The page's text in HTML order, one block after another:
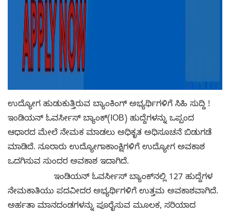
ಉದ್ಯೋಗ ಹುಡುಕುತ್ತಿರುವ ಬ್ಯಾಂಕಿಂಗ್ ಅಭ್ಯರ್ಥಿಗಳಿಗೆ ಸಿಹಿ ಸುದ್ದಿ !
ಇಂಡಿಯನ್ ಓವರ್ಸೀಸ್ ಬ್ಯಾಂಕ್‌(IOB) ಹುದ್ದೆಗಳನ್ನು ಒಪ್ಪಂದ
ಆಧಾರದ ಮೇಲೆ ನೇಮಕ ಮಾಡಲು ಅಧಿಕೃತ ಅಧಿಸೂಚನೆ ಬಿಡುಗಡೆ
ಮಾಡಿದೆ. ನೂರಾರು ಉದ್ಯೋಗಾಕಾಂಕ್ಷಿಗಳಿಗೆ ಉದ್ಯೋಗ ಅವಕಾಶ
ಒದಗಿಸುವ ಸುಂದರ ಅವಕಾಶ ಇದಾಗಿದೆ.
ಇಂಡಿಯನ್ ಓವರ್ಸೀಸ್ ಬ್ಯಾಂಕ್‌ನಲ್ಲಿ 127 ಹುದ್ದೆಗಳ
ನೇಮಕಾತಿಯು ಪದವೀದರ ಅಭ್ಯರ್ಥಿಗಳಿಗೆ ಉತ್ತಮ ಅವಕಾಶವಾಗಿದೆ.
ಅರ್ಹತಾ ಮಾನದಂಡಗಳನ್ನು ಪೂರೈಸುವ ಮೂಲಕ, ಸರಿಯಾದ